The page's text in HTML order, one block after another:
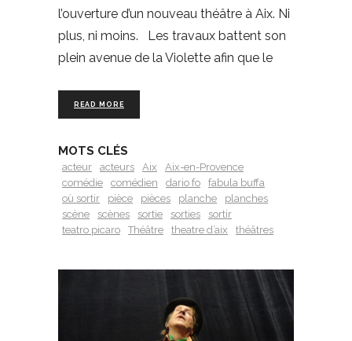
l’ouverture d’un nouveau théâtre à Aix. Ni
plus, ni moins. Les travaux battent son
plein avenue de la Violette afin que le
READ MORE
MOTS CLÉS
acteur acteurs Aix
Aix-en-Provence
comédie
comédien dario fo
fabula buffa
où sortir
pièce pièces planche
planches
scène
scènes sortie sorties
sortir
teatro picaro
Théâtre theatre d’aix théâtres